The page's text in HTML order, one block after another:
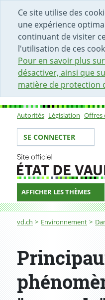
Ce site utilise des
une expérience
continuant de visiter
l'utilisation de ces
Pour en savoir plus
désactiver, ainsi que
matière de protection
DÉBUT DU CONTENU
ACCÈS AU CHAMP DE
PAGE D'ACCUEIL
FORMULAIRE DE
Sous-
Autorités Législation Offres
Votre identité
SE CONNECTER
AFFICHER LES THÈMES
Fil d'Ariane
vd.ch Environnement
Description des